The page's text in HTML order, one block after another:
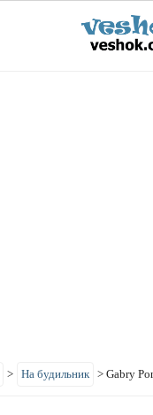
> На будильник > Gabry